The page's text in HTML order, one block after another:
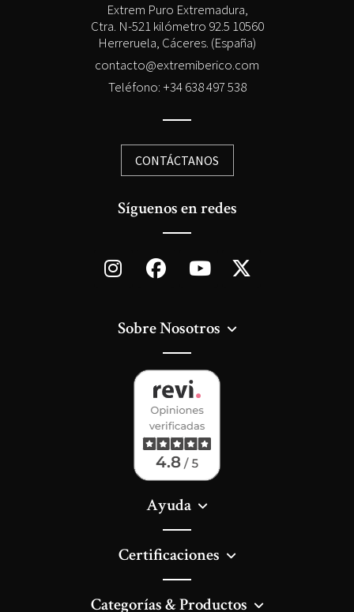
Extrem Puro Extremadura,
Ctra. N-521 kilómetro 92.5 10560
Herreruela, Cáceres. (España)
contacto@extremiberico.com
Teléfono: +34 638 497 538
CONTÁCTANOS
Síguenos en redes
Sobre Nosotros
Ayuda
Certificaciones
Categorías & Productos